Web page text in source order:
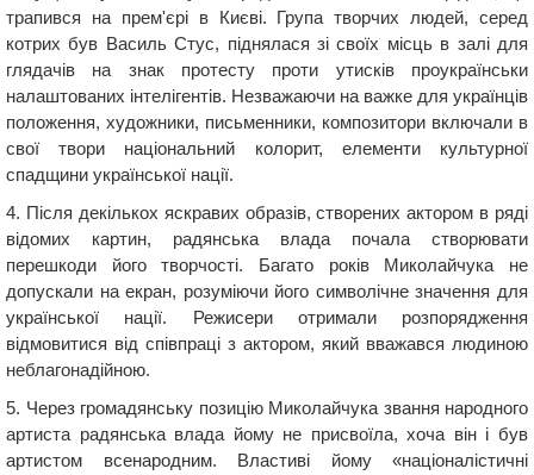
трапився на прем'єрі в Києві. Група творчих людей, серед
котрих був Василь Стус, піднялася зі своїх місць в залі для
глядачів на знак протесту проти утисків проукраїнськи
налаштованих інтелігентів. Незважаючи на важке для українців
положення, художники, письменники, композитори включали в
свої твори національний колорит, елементи культурної
спадщини української нації.
4. Після декількох яскравих образів, створених актором в ряді
відомих картин, радянська влада почала створювати
перешкоди його творчості. Багато років Миколайчука не
допускали на екран, розуміючи його символічне значення для
української нації. Режисери отримали розпорядження
відмовитися від співпраці з актором, який вважався людиною
неблагонадійною.
5. Через громадянську позицію Миколайчука звання народного
артиста радянська влада йому не присвоїла, хоча він і був
артистом всенародним. Властиві йому «націоналістичні